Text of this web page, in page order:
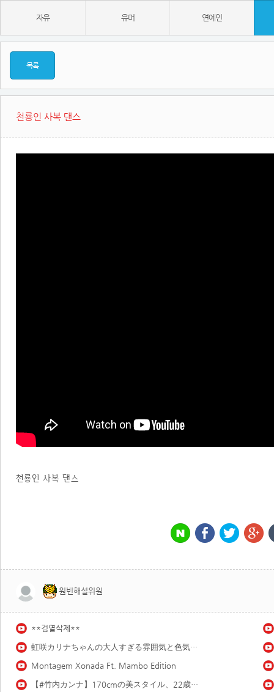
자유 유머 연예인
목록
천룡인 사복 댄스
천룡인 사복 댄스
원빈해설위원
**검열삭제**
虹咲カリナちゃんの大人すぎる雰囲気と色気にノックアウト♡ 虹咲カリナ「雨上がり!18歳!!」
Montagem Xonada Ft. Mambo Edition
【#竹内カンナ】170cmの美スタイル、22歳とは思えぬ色気。――デジタル写真集『inevitable signs』好評発売中！ Kanna Takeuchi